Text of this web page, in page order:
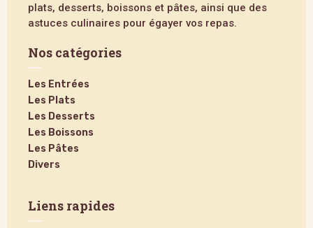
plats, desserts, boissons et pâtes, ainsi que des
astuces culinaires pour égayer vos repas.
Nos catégories
Les Entrées
Les Plats
Les Desserts
Les Boissons
Les Pâtes
Divers
Liens rapides